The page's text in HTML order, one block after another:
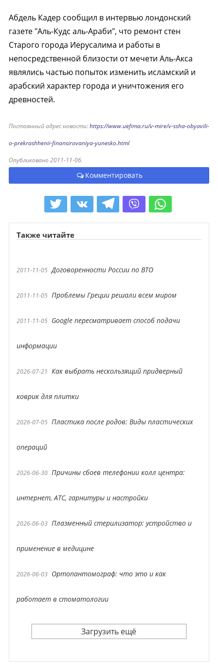
Абдель Кадер сообщил в интервью лондонский
газете "Аль-Кудс аль-Араби", что ремонт стен
Старого города Иерусалима и работы в
непосредственной близости от мечети Аль-Акса
являлись частью попыток изменить исламский и
арабский характер города и уничтожения его
древностей.
Постоянный адрес новости:https://www.uefima.ru/v-mire/v-ssha-obyavili-
o-prekrashhenii-finansirovaniya-yunesko.html
Опубликовано 2011-11-06.
Комментировать
Также читайте
2011-11-05 Договоренности России по ВТО
2011-11-05 Проблемы Греции решали всем миром
2011-11-05 Google пересматривает способ подачи
информации
2026-07-21 Как выбрать нескользящий придверный
коврик для плитки
2026-07-05 Пластика после родов: Виды пластических
операций
2026-06-30 Причины сбоев телефонии колл центра:
интернет, АТС, гарнитуры и настройки
2026-06-03 Плазменный стерилизатор: устройство и
применение в медицине
2026-06-03 Ортопантомограф: что это и как
работает в стоматологии
Загрузить ещё